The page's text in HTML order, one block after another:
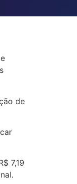
de
7,19